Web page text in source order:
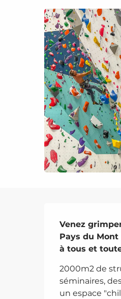
Venez
Pays du
à tous et
2000m2 de
séminaires,
un espace